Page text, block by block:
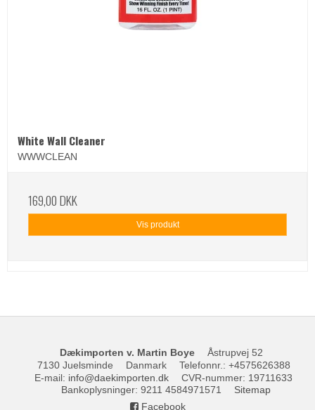
White Wall Cleaner
WWWCLEAN
169,00 DKK
Vis produkt
Dækimporten v. Martin Boye
Åstrupvej 52
7130 Juelsminde
Danmark Telefonnr. : +4575626388
E-mail: info@daekimporten.dk CVR-nummer: 19711633
Bankoplysninger: 9211 4584971571
Sitemap
Facebook